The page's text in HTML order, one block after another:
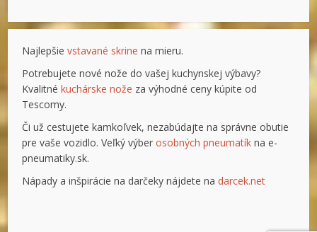
Najlepšievstavané skrine na mieru.
Potrebujete nové nože do vašej kuchynskej výbavy?
Kvalitnékuchárske nože za výhodné ceny kúpite od
Tescomy.
Či už cestujete kamkoľvek, nezabúdajte na správne obutie
pre vaše vozidlo. Veľký výberosobných pneumatík na e-
pneumatiky.sk.
Nápady a inšpirácie na darčeky nájdete nadarcek.net